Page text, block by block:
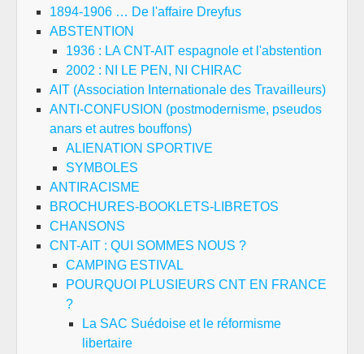
1894-1906 … De l'affaire Dreyfus
ABSTENTION
1936 : LA CNT-AIT espagnole et l'abstention
2002 : NI LE PEN, NI CHIRAC
AIT (Association Internationale des Travailleurs)
ANTI-CONFUSION (postmodernisme, pseudos
anars et autres bouffons)
ALIENATION SPORTIVE
SYMBOLES
ANTIRACISME
BROCHURES-BOOKLETS-LIBRETOS
CHANSONS
CNT-AIT : QUI SOMMES NOUS ?
CAMPING ESTIVAL
POURQUOI PLUSIEURS CNT EN FRANCE
?
La SAC Suédoise et le réformisme
libertaire